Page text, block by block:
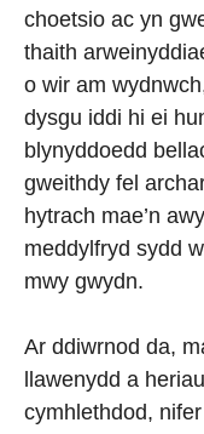
choetsio ac yn
thaith
o wir am
dysgu iddi hi ei
blynyddoedd
gweithdy fel
hytrach mae’n
meddylfryd sydd
mwy gwydn.
Ar ddiwrnod da,
llawenydd a
cymhlethdod,